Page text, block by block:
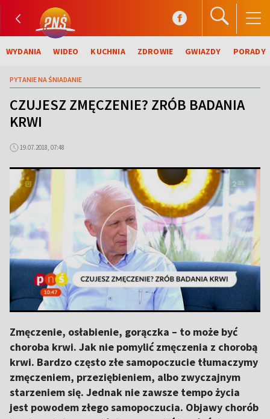
WYDANIA WIDEO KUCHNIA ZDROWIE GWIAZDY PORADY
PYTANIE NA ŚNIADANIE
CZUJESZ ZMĘCZENIE? ZRÓB BADANIA
KRWI
19.07.2018, 07:48
Zmęczenie, osłabienie, gorączka – to może być
choroba krwi. Jak nie pomylić zmęczenia z chorobą
krwi. Bardzo często złe samopoczucie tłumaczymy
zmęczeniem, przeziębieniem, albo zwyczajnym
starzeniem się. Jednak nie zawsze tempo życia
jest powodem złego samopoczucia. Objawy chorób